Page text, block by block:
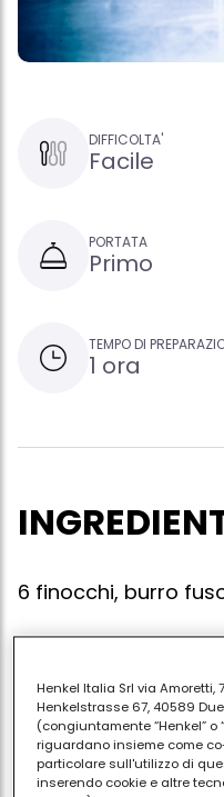
DIFFICOLTA'
Facile
PORTATA
Primo
TEMPO DI
1 ora
6 finocchi, burro
Mondate i finocchi e
40 minuti, poi scolateli
piuttosto spesse che
imburrata.
Henkel Italia Srl via Amoretti,
Henkelstrasse 67, 40589
(congiuntamente “Henkel” o
riguardano insieme come
particolare sull'utilizzo di
inserendo cookie e altre